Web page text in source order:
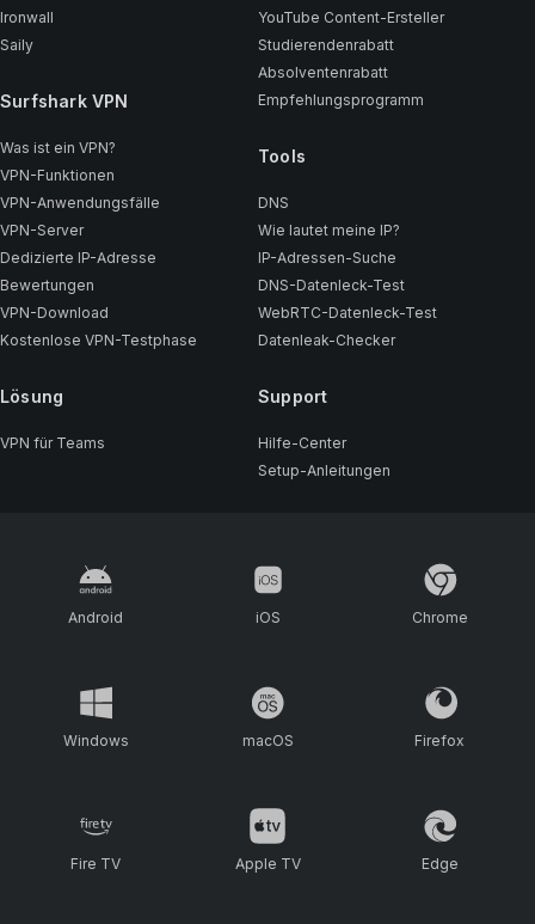
Ironwall
Saily
Surfshark VPN
Was ist ein VPN?
VPN-Funktionen
VPN-Anwendungsfälle
VPN-Server
Dedizierte IP-Adresse
Bewertungen
VPN-Download
Kostenlose VPN-Testphase
Lösung
VPN für Teams
YouTube Content-Ersteller
Studierendenrabatt
Absolventenrabatt
Empfehlungsprogramm
Tools
DNS
Wie lautet meine IP?
IP-Adressen-Suche
DNS-Datenleck-Test
WebRTC-Datenleck-Test
Datenleak-Checker
Support
Hilfe-Center
Setup-Anleitungen
Android iOS Chrome
Windows macOS Firefox
Fire TV Apple TV Edge